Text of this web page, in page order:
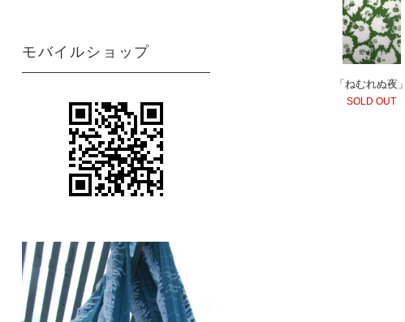
「ねむれぬ夜」
SOLD OUT
モバイルショップ